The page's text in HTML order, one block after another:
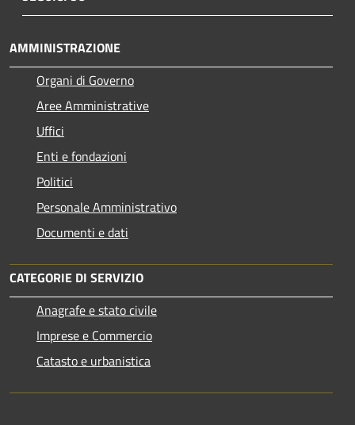
AMMINISTRAZIONE
Organi di Governo
Aree Amministrative
Uffici
Enti e fondazioni
Politici
Personale Amministrativo
Documenti e dati
CATEGORIE DI SERVIZIO
Anagrafe e stato civile
Imprese e Commercio
Catasto e urbanistica